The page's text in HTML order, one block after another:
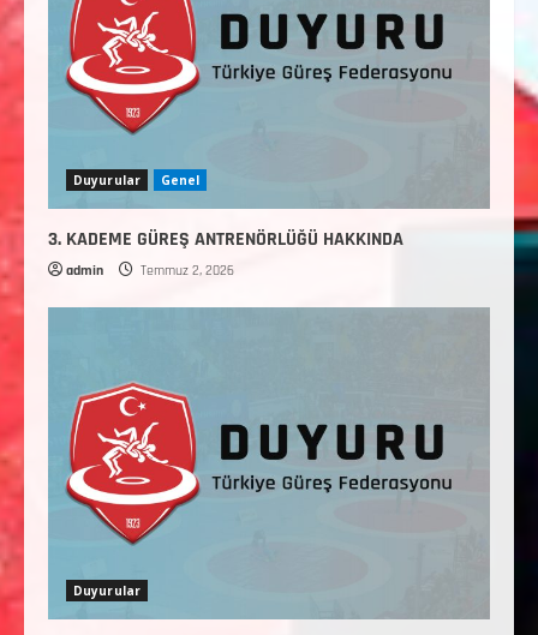
Duyurular Genel
3. KADEME GÜREŞ ANTRENÖRLÜĞÜ HAKKINDA
admin Temmuz 2, 2026
Duyurular